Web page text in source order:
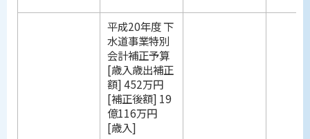
平成20年度 下
水道事業特別
会計補正予算
[歳入歳出補正
額] 452万円
[補正後額] 19
億116万円
[歳入]